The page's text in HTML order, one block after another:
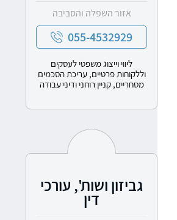
אזור השפלה והסביבה
055-4532929
ליווי וייצוג משפטי לעסקים
וללקוחות פרטיים, עריכת הסכמים
מסחריים, קניין רוחני ודיני עבודה
גביזון ושות', עורכי
דין